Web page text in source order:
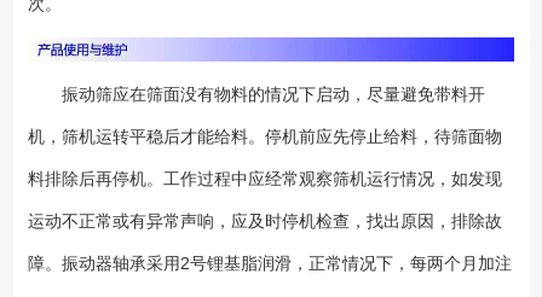
次。
振动筛应在筛面没有物料的情况下启动，尽量避免带料开
机，筛机运转平稳后才能给料。停机前应先停止给料，待筛面物
料排除后再停机。工作过程中应经常观察筛机运行情况，如发现
运动不正常或有异常声响，应及时停机检查，找出原因，排除故
障。振动器轴承采用2号锂基脂润滑，正常情况下，每两个月加注